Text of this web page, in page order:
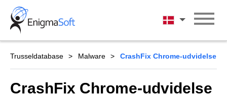
Skip
content
Dansk
Trusseldatabase Malware CrashFix Chrome-udvidelse
CrashFix Chrome-udvidelse